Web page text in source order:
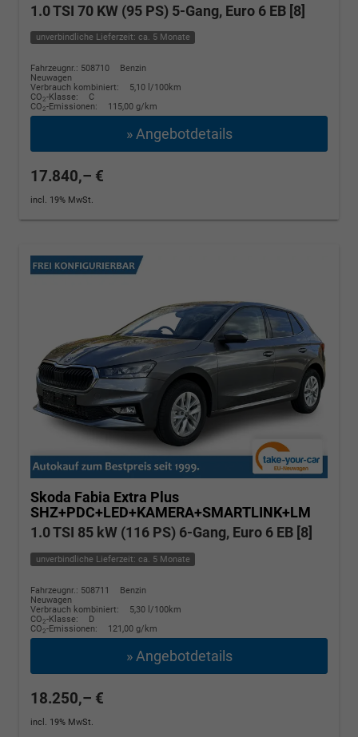
1.0 TSI 70 KW (95 PS) 5-Gang, Euro 6 EB [8]
unverbindliche Lieferzeit: ca. 5 Monate
Fahrzeugnr.: 508710
Benzin
Neuwagen
Verbrauch kombiniert:
5,10 l/100km
CO2-Klasse:
C
CO2-Emissionen: 115,00 g/km
» Angebotdetails
17.840,– €
incl. 19% MwSt.
Skoda Fabia Extra Plus
SHZ+PDC+LED+KAMERA+SMARTLINK+LM
1.0 TSI 85 kW (116 PS) 6-Gang, Euro 6 EB [8]
unverbindliche Lieferzeit: ca. 5 Monate
Fahrzeugnr.: 508711
Benzin
Neuwagen
Verbrauch kombiniert:
5,30 l/100km
CO2-Klasse:
D
CO2-Emissionen: 121,00 g/km
» Angebotdetails
18.250,– €
incl. 19% MwSt.